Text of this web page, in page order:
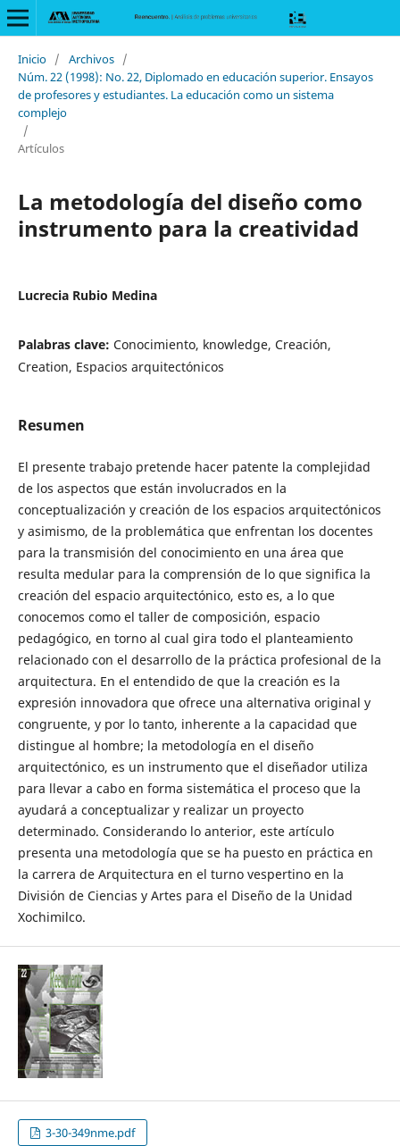
Inicio / Archivos /
Núm. 22 (1998): No. 22, Diplomado en educación superior. Ensayos
de profesores y estudiantes. La educación como un sistema
complejo
/
Artículos
La metodología del diseño como
instrumento para la creatividad
Lucrecia Rubio Medina
Palabras clave: Conocimiento, knowledge, Creación,
Creation, Espacios arquitectónicos
Resumen
El presente trabajo pretende hacer patente la complejidad
de los aspectos que están involucrados en la
conceptualización y creación de los espacios arquitectónicos
y asimismo, de la problemática que enfrentan los docentes
para la transmisión del conocimiento en una área que
resulta medular para la comprensión de lo que significa la
creación del espacio arquitectónico, esto es, a lo que
conocemos como el taller de composición, espacio
pedagógico, en torno al cual gira todo el planteamiento
relacionado con el desarrollo de la práctica profesional de la
arquitectura. En el entendido de que la creación es la
expresión innovadora que ofrece una alternativa original y
congruente, y por lo tanto, inherente a la capacidad que
distingue al hombre; la metodología en el diseño
arquitectónico, es un instrumento que el diseñador utiliza
para llevar a cabo en forma sistemática el proceso que la
ayudará a conceptualizar y realizar un proyecto
determinado. Considerando lo anterior, este artículo
presenta una metodología que se ha puesto en práctica en
la carrera de Arquitectura en el turno vespertino en la
División de Ciencias y Artes para el Diseño de la Unidad
Xochimilco.
3-30-349nme.pdf